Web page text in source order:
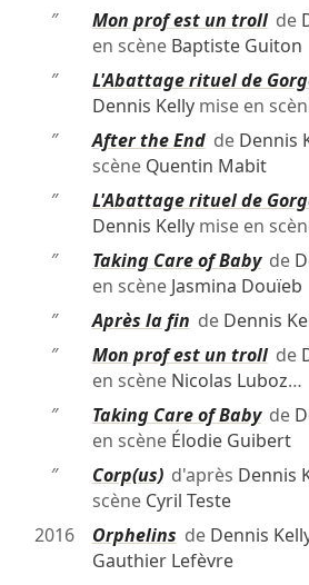
″
Mon prof est un trollde
en scène Baptiste Guiton
″
L'Abattage rituel de
Dennis Kellymise en
″
After the Endde Dennis
scène Quentin Mabit
″
L'Abattage rituel de
Dennis Kellymise en
″
Taking Care of Babyde
en scène Jasmina Douïeb
″
Après la fin de Dennis
″
Mon prof est un trollde
en scène Nicolas Luboz…
″
Taking Care of Babyde
en scène Élodie Guibert
″
Corp(us)d'après Dennis
scène Cyril Teste
2016
Orphelins de Dennis
Gauthier Lefèvre